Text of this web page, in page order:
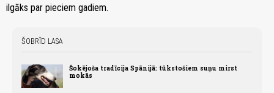
ilgāks par pieciem gadiem.
ŠOBRĪD LASA
Šokējoša tradīcija Spānijā: tūkstošiem suņu mirst
mokās